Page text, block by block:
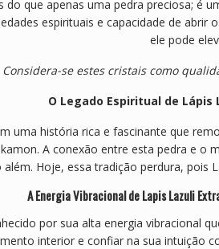
do que apenas uma pedra preciosa; é
espirituais e capacidade de
ele pode
Considera-se estes cristais como
O Legado Espiritual de
uma história rica e fascinante que
A conexão entre esta pedra e o
Hoje, essa tradição perdura, pois
A Energia Vibracional de Lapis Lazuli
por sua alta energia vibracional
interior e confiar na sua intuição